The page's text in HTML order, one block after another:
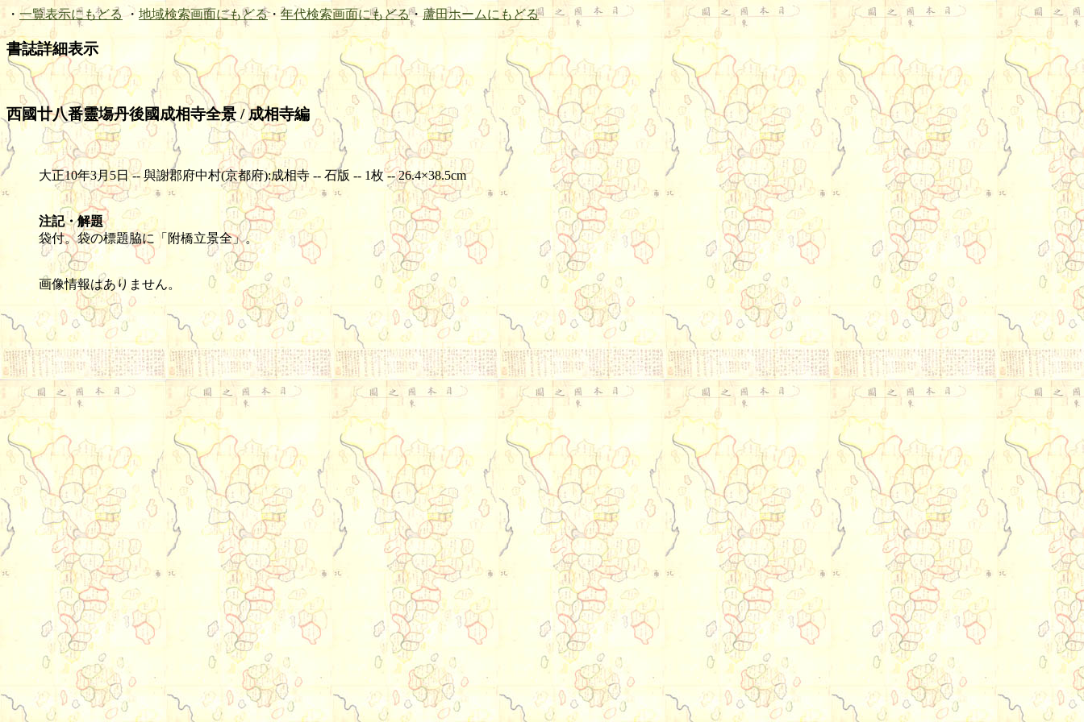
・ 一覧表示にもどる ・ 地域検索画面にもどる・ 年代検索画面にもどる・ 蘆田ホームにもどる
書誌詳細表示
西國廿八番靈塲丹後國成相寺全景 / 成相寺編
大正10年3月5日 -- 與謝郡府中村(京都府):成相寺 -- 石版 -- 1枚 -- 26.4×38.5cm
注記・解題
袋付。袋の標題脇に「附橋立景全」。
画像情報はありません。